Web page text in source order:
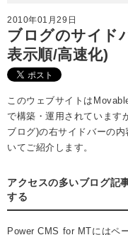
2010年01月29日
ブログのサイド
表示順/高速化)
このウェブサイトは
で構築・運用されています
ブログ)の右サイドバーの
いてご紹介します。
アクセスの多いブログ記
する
Power CMS for MTにはペ